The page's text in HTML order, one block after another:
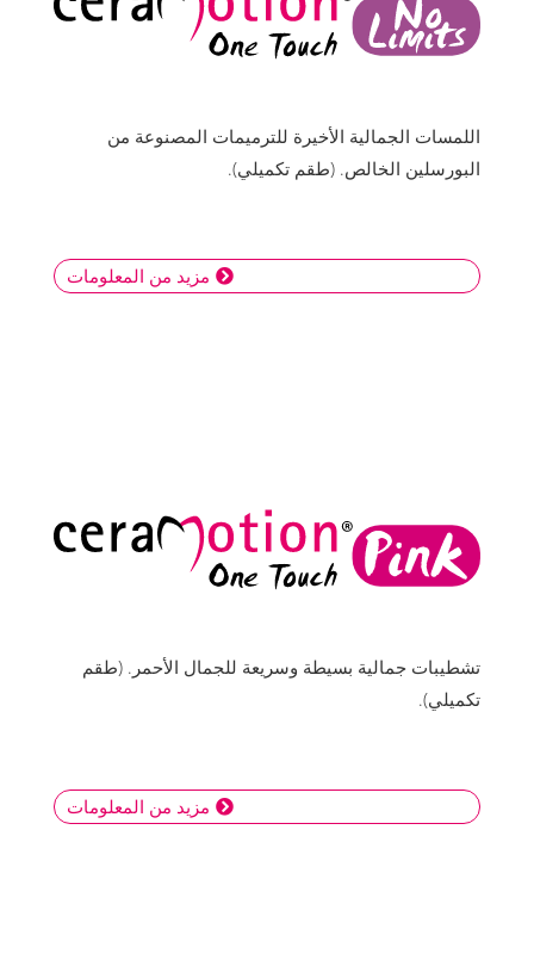
اللمسات الجمالية الأخيرة للترميمات المصنوعة من
البورسلين الخالص. (طقم تكميلي).
مزيد من المعلومات
تشطيبات جمالية بسيطة وسريعة للجمال الأحمر. (طقم
تكميلي).
مزيد من المعلومات